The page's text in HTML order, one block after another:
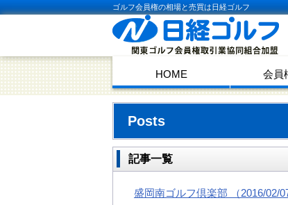
ゴルフ会員権の相場と売買は日経ゴルフ
HOME 会員
Posts
記事一覧
盛岡南ゴルフ倶楽部 （2016/02/07